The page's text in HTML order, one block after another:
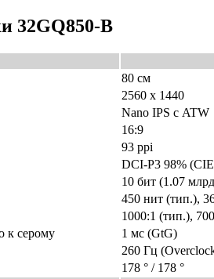
32GQ850-B
80 см
2560 x 1440
Nano IPS с ATW
16:9
93 ppi
DCI-P3 98%
10 бит (1.07
450 нит (тип.),
1000:1 (тип.),
к серому
1 мс (GtG)
260 Гц
178 ° / 178 °